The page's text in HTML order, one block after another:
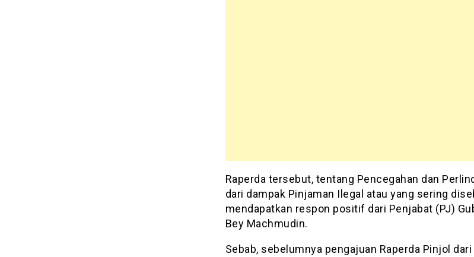
Raperda tersebut, tentang Pencegahan dan
dari dampak Pinjaman Ilegal atau yang sering
mendapatkan respon positif dari Penjabat (PJ)
Bey Machmudin.
Sebab, sebelumnya pengajuan Raperda Pinjol dari